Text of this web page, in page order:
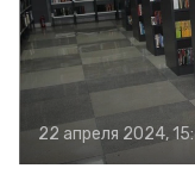
22 апреля 2024,